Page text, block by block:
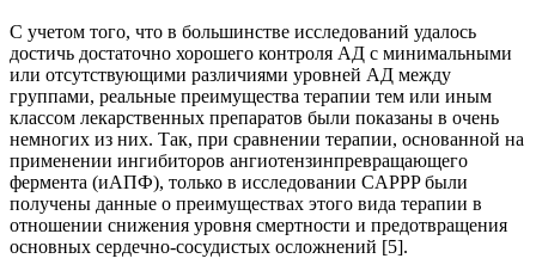
С учетом того, что в большинстве исследований удалось
достичь достаточно хорошего контроля АД с минимальными
или отсутствующими различиями уровней АД между
группами, реальные преимущества терапии тем или иным
классом лекарственных препаратов были показаны в очень
немногих из них. Так, при сравнении терапии, основанной на
применении ингибиторов ангиотензинпревращающего
фермента (иАПФ), только в исследовании CAPPP были
получены данные о преимуществах этого вида терапии в
отношении снижения уровня смертности и предотвращения
основных сердечно-сосудистых осложнений [5].